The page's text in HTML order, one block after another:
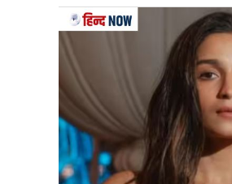
संजू सैमसन (Sanju Samson)
की सी ग्रैड में शामिल है.
मिलती है. हालांकि, वह
रेगुलर प्लेयर टीम इंडिया में
संजू की